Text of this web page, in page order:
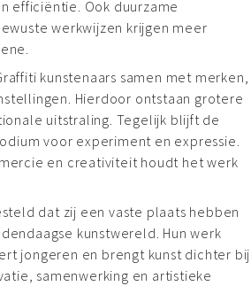
efficiëntie. Ook duurzame
werkwijzen krijgen meer
kunstenaars samen met merken,
Hierdoor ontstaan grotere
uitstraling. Tegelijk blijft de
voor experiment en expressie.
en creativiteit houdt het werk
dat zij een vaste plaats hebben
kunstwereld. Hun werk
jongeren en brengt kunst dichter bij
samenwerking en artistieke